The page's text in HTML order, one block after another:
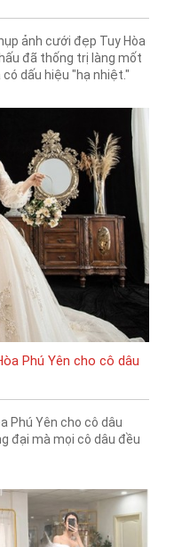
ảnh cưới đẹp Tuy Hòa
đã thống trị làng mốt
dấu hiệu "hạ nhiệt."
Phú Yên cho cô dâu
Phú Yên cho cô dâu
đại mà mọi cô dâu đều